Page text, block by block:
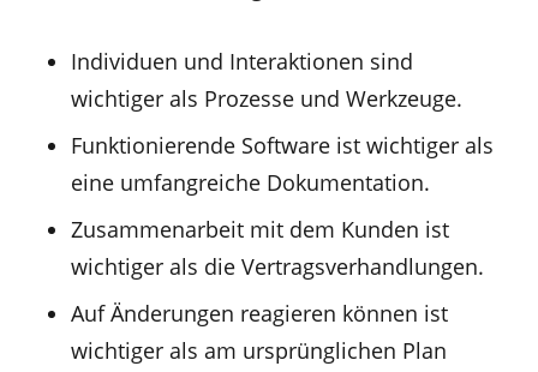
Individuen und Interaktionen sind
wichtiger als Prozesse und Werkzeuge.
Funktionierende Software ist wichtiger als
eine umfangreiche Dokumentation.
Zusammenarbeit mit dem Kunden ist
wichtiger als die Vertragsverhandlungen.
Auf Änderungen reagieren können ist
wichtiger als am ursprünglichen Plan